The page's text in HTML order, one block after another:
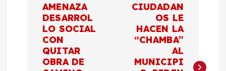
AMENAZA
DESARROL
LO SOCIAL
CON
QUITAR
OBRA DE
CIUDADAN
OS LE
HACEN LA
“CHAMBA”
AL
MUNICIPI